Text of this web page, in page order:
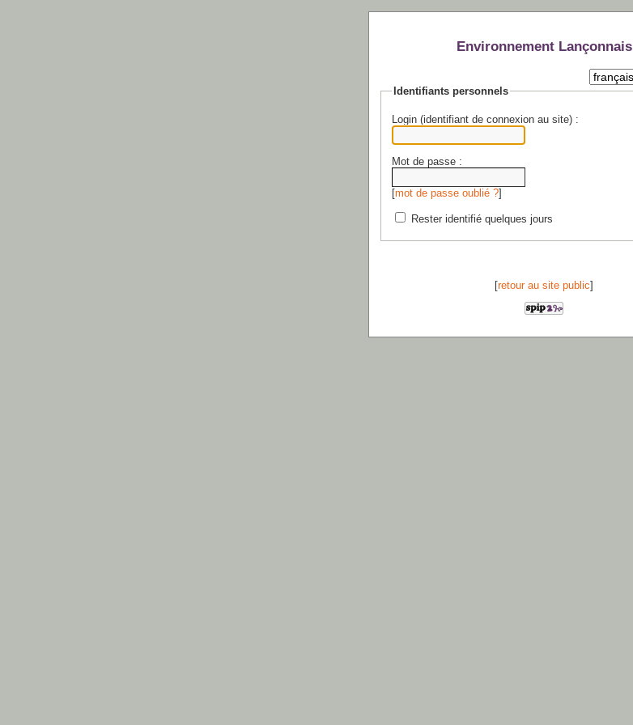
Environnement Lançonnais
Identifiants personnels
Login (identifiant de connexion au site) :
Mot de passe :
[mot de passe oublié ?]
Rester identifié quelques jours
[retour au site public]